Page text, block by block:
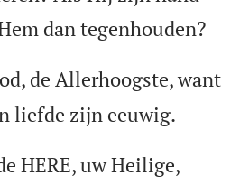
dan tegenhouden?
de Allerhoogste, want
liefde zijn eeuwig.
HERE, uw Heilige,